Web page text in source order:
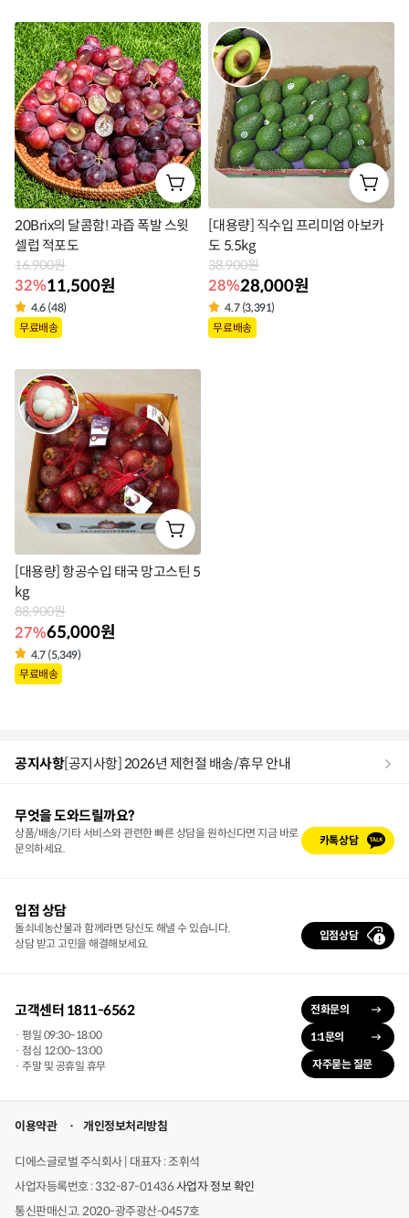
라
벨
라
벨
20Brix의 달콤함! 과즙 폭발 스윗
셀럽 적포도
16,900원
32%11,500원
4.6 (48)
상
라
벨
무료배송
[대용량] 직수입 프리미엄 아보카
도 5.5kg
38,900원
28%28,000원
4.7 (3,391)
상
무료배송
[대용량] 항공수입 태국 망고스틴 5
kg
88,900원
27%65,000원
4.7 (5,349)
상
벨
무료배송
공지사항[공지사항] 2026년 제헌절 배송/휴무 안내
무엇을 도와드릴까요?
상품/배송/기타 서비스와 관련한 빠른 상담을 원하신다면 지금 바로
문의하세요.
카톡상담
입점 상담
돌쇠네농산물과 함께라면 당신도 해낼 수 있습니다.
상담 받고 고민을 해결해보세요.
입점상담
고객센터 1811-6562
· 평일 09:30~18:00
· 점심 12:00~13:00
· 주말 및 공휴일 휴무
전화문의
1:1문의
자주묻는 질문
이용약관 개인정보처리방침
디에스글로벌 주식회사 | 대표자 : 조휘석
사업자등록번호 : 332-87-01436사업자 정보 확인
통신판매신고. 2020-광주광산-0457호